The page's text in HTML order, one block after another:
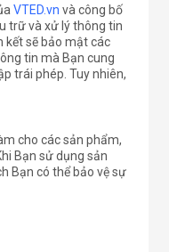
VTED.vn và công bố
trữ và xử lý thông tin
kết sẽ bảo mật các
tin mà Bạn cung
trái phép. Tuy nhiên,
cho các sản phẩm,
Bạn sử dụng sản
Bạn có thể bảo vệ sự